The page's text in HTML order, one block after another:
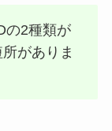
の2種類が
がありま